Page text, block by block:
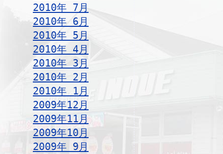
2010年 7月
2010年 6月
2010年 5月
2010年 4月
2010年 3月
2010年 2月
2010年 1月
2009年12月
2009年11月
2009年10月
2009年 9月